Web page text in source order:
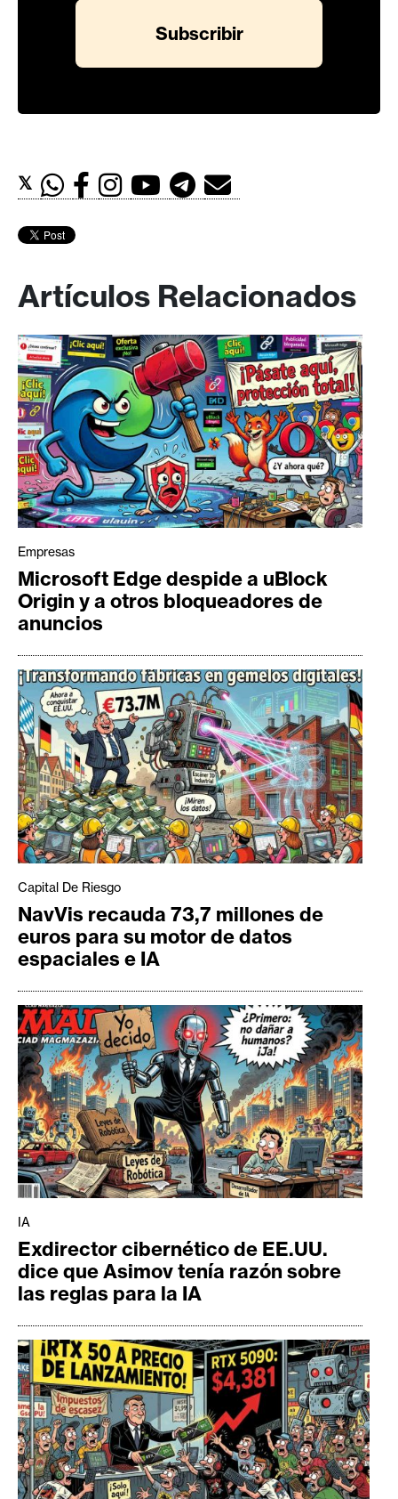
𝕏
Artículos Relacionados
Empresas
Microsoft Edge despide a uBlock
Origin y a otros bloqueadores de
anuncios
Capital De Riesgo
NavVis recauda 73,7 millones de
euros para su motor de datos
espaciales e IA
IA
Exdirector cibernético de EE.UU.
dice que Asimov tenía razón sobre
las reglas para la IA